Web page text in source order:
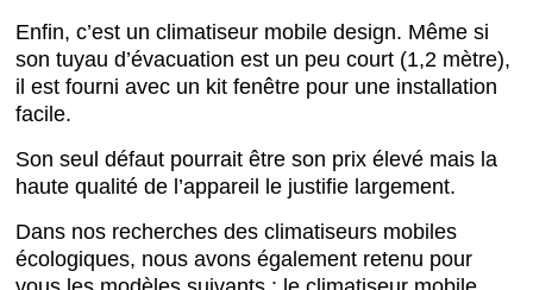
Enfin, c’est un climatiseur mobile design. Même si
son tuyau d’évacuation est un peu court (1,2 mètre),
il est fourni avec un kit fenêtre pour une installation
facile.
Son seul défaut pourrait être son prix élevé mais la
haute qualité de l’appareil le justifie largement.
Dans nos recherches des climatiseurs mobiles
écologiques, nous avons également retenu pour